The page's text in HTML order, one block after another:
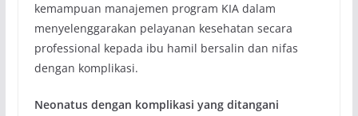
kemampuan manajemen program KIA dalam
menyelenggarakan pelayanan kesehatan secara
professional kepada ibu hamil bersalin dan nifas
dengan komplikasi.
Neonatus dengan komplikasi yang ditangani